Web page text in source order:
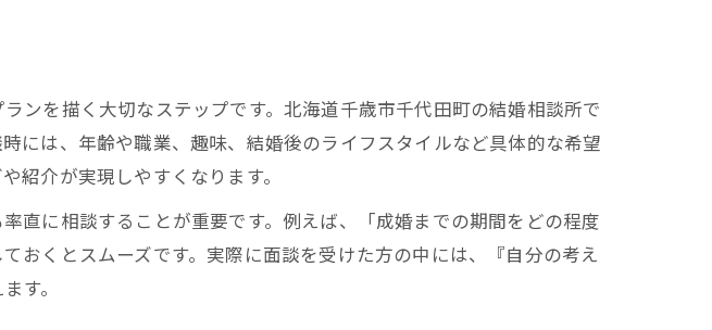
ンを描く大切なステップです。北海道千歳市千代田町の結婚相談所で
には、年齢や職業、趣味、結婚後のライフスタイルなど具体的な希望
紹介が実現しやすくなります。
直に相談することが重要です。例えば、「成婚までの期間をどの程度
おくとスムーズです。実際に面談を受けた方の中には、『自分の考え
す。